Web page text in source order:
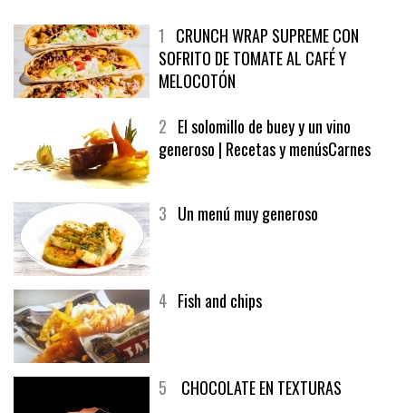
1 CRUNCH WRAP SUPREME CON
SOFRITO DE TOMATE AL CAFÉ Y
MELOCOTÓN
2 El solomillo de buey y un vino
generoso | Recetas y menúsCarnes
3 Un menú muy generoso
4 Fish and chips
5 CHOCOLATE EN TEXTURAS